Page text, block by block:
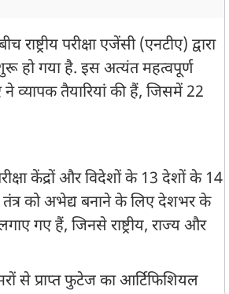
राष्ट्रीय परीक्षा एजेंसी (एनटीए) द्वारा
हो गया है. इस अत्यंत महत्वपूर्ण
व्यापक तैयारियां की हैं, जिसमें 22
केंद्रों और विदेशों के 13 देशों के 14
तंत्र को अभेद्य बनाने के लिए देशभर के
गए हैं, जिनसे राष्ट्रीय, राज्य और
से प्राप्त फुटेज का आर्टिफिशियल